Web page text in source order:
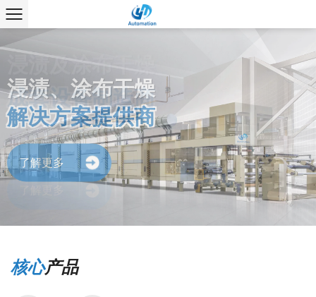
浸渍、涂布干燥
解决方案提供商
了解更多
浸渍及涂布干燥
成套设备制造商
了解更多
核心产品